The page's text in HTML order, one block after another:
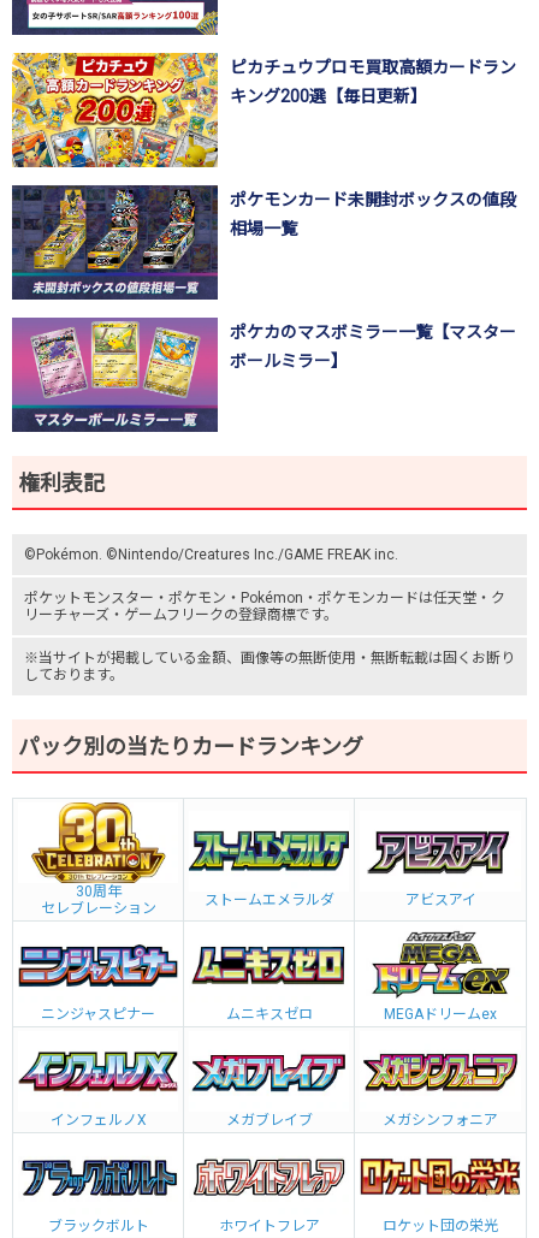
ピカチュウプロモ買取高額カードラン
キング200選【毎日更新】
ポケモンカード未開封ボックスの値段
相場一覧
ポケカのマスボミラー一覧【マスター
ボールミラー】
権利表記
©Pokémon. ©Nintendo/Creatures Inc./GAME FREAK inc.
ポケットモンスター ・ポケモン・Pokémon・ ポケモンカードは任天堂・ ク
リーチャーズ ・ ゲームフリークの登録商標です。
※当サイトが掲載している金額、画像等の無断使用・無断転載は固くお断り
しております。
パック別の当たりカードランキング
30周年
セレブレーション
ストームエメラルダ アビスアイ
ニンジャスピナー ムニキスゼロ MEGAドリームex
インフェルノX メガブレイブ メガシンフォニア
ブラックボルト ホワイトフレア ロケット団の栄光